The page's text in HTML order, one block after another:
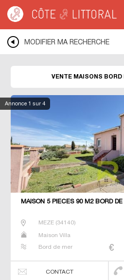
MEDITERRANEE
LANGUEDOC
MODIFIER MA RECHERCHE
Annonce 1 sur 4
VENTE MAISONS BORD
MAISON 5 PIECES 90 M2 BORD
MEZE(34140)
Maison Villa
Bord de mer
CONTACT